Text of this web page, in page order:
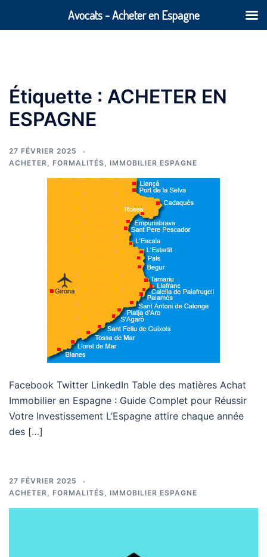
Étiquette : ACHETER EN
ESPAGNE
27 FÉVRIER 2025
ACHETER, FORMALITÉS, IMMOBILIER ESPAGNE
Facebook Twitter LinkedIn Table des matières Achat
Immobilier en Espagne : Guide Complet pour Réussir
Votre Investissement L’Espagne attire chaque année
des […]
27 FÉVRIER 2025
ACHETER, FORMALITÉS, IMMOBILIER ESPAGNE
Avocats - Acheter en Espagne